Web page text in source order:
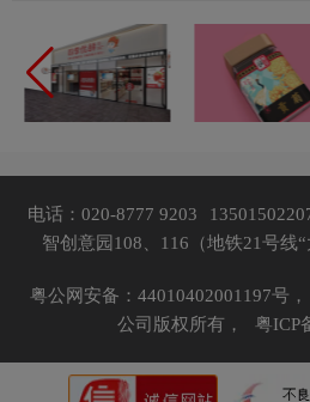
电话：020-8777 9203
智创意园108、116（地铁21号线“
粤公网安备：44010402001197号，
公司版权所有，
粤ICP